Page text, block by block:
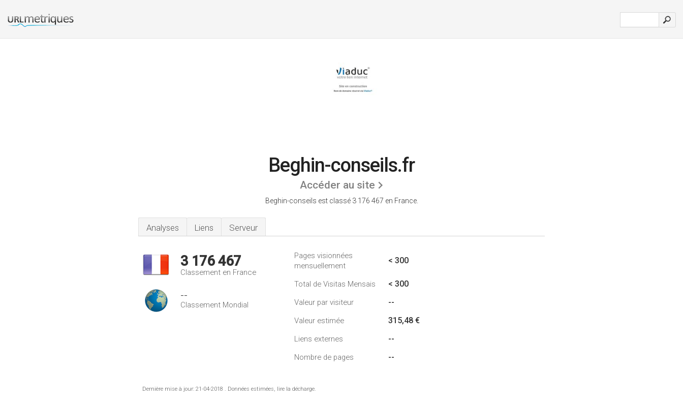
Beghin-conseils.fr
Accéder au site
Beghin-conseils est classé 3 176 467 en France.
Analyses Liens Serveur
3 176 467
Classement en France
--
Classement Mondial
Pages visionnées
mensuellement
< 300
Total de Visitas Mensais < 300
Valeur par visiteur --
Valeur estimée 315,48 €
Liens externes --
Nombre de pages --
Dernière mise à jour: 21-04-2018 . Données estimées, lire la décharge.